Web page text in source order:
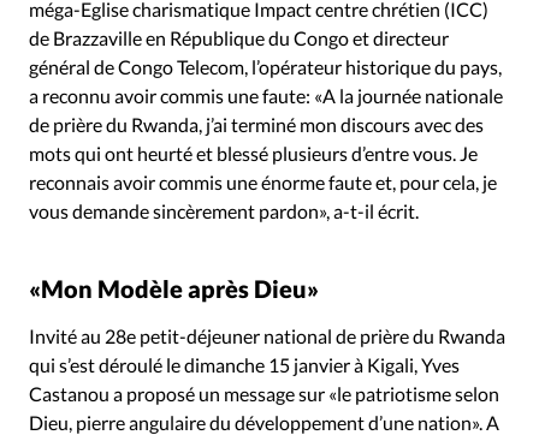
Société
Tour du monde des Eglises
Trait d'Ixène
Vécu
Vie Intérieure
méga-Eglise charismatique Impact centre chrétien (ICC)
de Brazzaville en République du Congo et directeur
général de Congo Telecom, l’opérateur historique du pays,
a reconnu avoir commis une faute: «A la journée nationale
de prière du Rwanda, j’ai terminé mon discours avec des
mots qui ont heurté et blessé plusieurs d’entre vous. Je
reconnais avoir commis une énorme faute et, pour cela, je
vous demande sincèrement pardon», a-t-il écrit.
«Mon Modèle après Dieu»
Invité au 28e petit-déjeuner national de prière du Rwanda
qui s’est déroulé le dimanche 15 janvier à Kigali, Yves
Castanou a proposé un message sur «le patriotisme selon
Dieu, pierre angulaire du développement d’une nation». A